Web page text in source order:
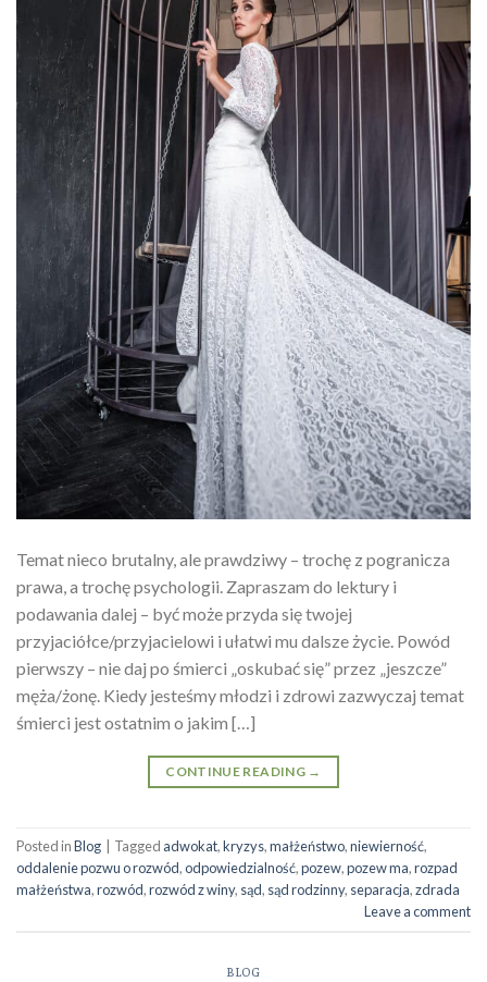
Temat nieco brutalny, ale prawdziwy – trochę z pogranicza
prawa, a trochę psychologii. Zapraszam do lektury i
podawania dalej – być może przyda się twojej
przyjaciółce/przyjacielowi i ułatwi mu dalsze życie. Powód
pierwszy – nie daj po śmierci „oskubać się” przez „jeszcze”
męża/żonę. Kiedy jesteśmy młodzi i zdrowi zazwyczaj temat
śmierci jest ostatnim o jakim […]
CONTINUE READING →
Posted inBlog Tagged adwokat,kryzys,małżeństwo,niewierność,
oddalenie pozwu o rozwód,odpowiedzialność,pozew,pozew ma,rozpad
małżeństwa,rozwód,rozwód z winy, sąd, sąd rodzinny, separacja,zdrada
Leave a comment
BLOG